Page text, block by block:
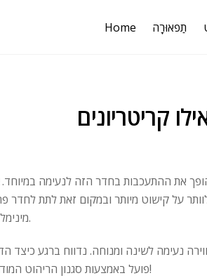
Home תַפאוּרָה
את ההתעכבות בחדר הזה לנעימה
על קישוט מיותר ובמקום זאת לתת לחדר
מינימליזם.
נעימה לשינה ומנוחה. נדווח ברגע כיצד
פועל באמצעות סגנון הריהוט המודרני!